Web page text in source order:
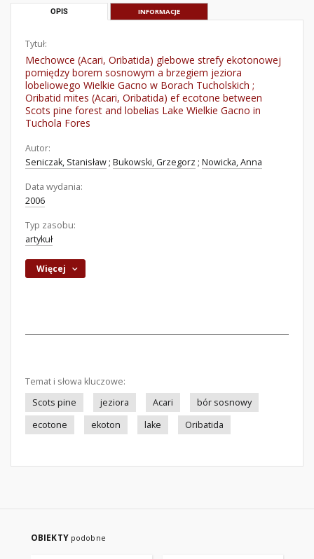
OPIS INFORMACJE
Tytuł:
Mechowce (Acari, Oribatida) glebowe strefy ekotonowej
pomiędzy borem sosnowym a brzegiem jeziora
lobeliowego Wielkie Gacno w Borach Tucholskich ;
Oribatid mites (Acari, Oribatida) ef ecotone between
Scots pine forest and lobelias Lake Wielkie Gacno in
Tuchola Fores
Autor:
Seniczak, Stanisław ; Bukowski, Grzegorz ; Nowicka, Anna
Data wydania:
2006
Typ zasobu:
artykuł
Więcej
Temat i słowa kluczowe:
Scots pine
jeziora Acari
bór sosnowy
ecotone
ekoton lake Oribatida
OBIEKTY podobne